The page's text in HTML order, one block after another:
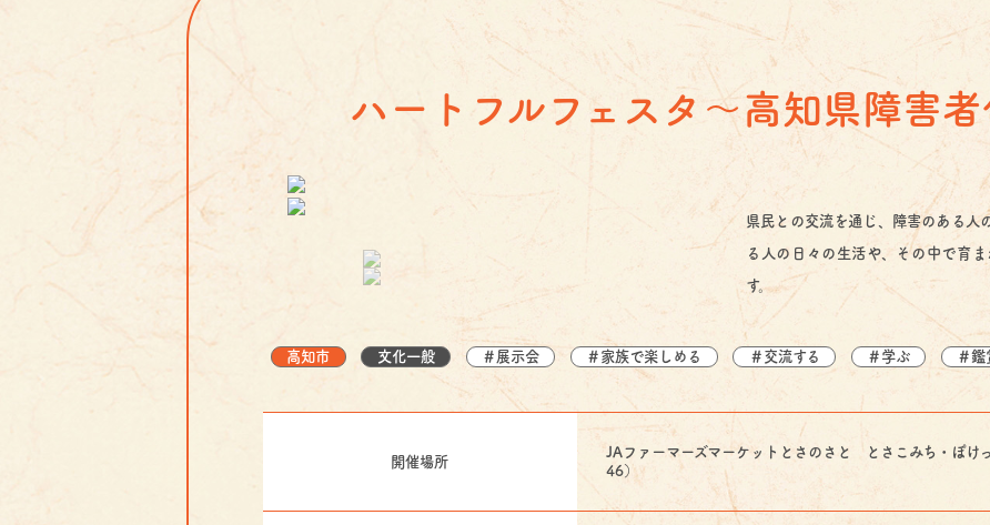
ハートフルフェスタ～高知県障害
県民との交流を通じ、障害のある人
る人の日々の生活や、その中で育
す。
高知市 文化一般 ＃展示会 ＃家族で楽しめる ＃交流する ＃学ぶ ＃鑑
開催場所
JAファーマーズマーケットとさのさと とさこみち・ぽけ
46）